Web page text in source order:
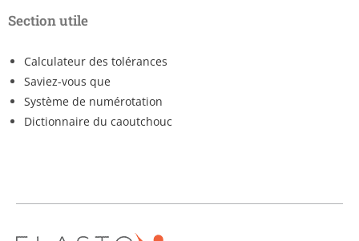
Section utile
Calculateur des tolérances
Saviez-vous que
Système de numérotation
Dictionnaire du caoutchouc